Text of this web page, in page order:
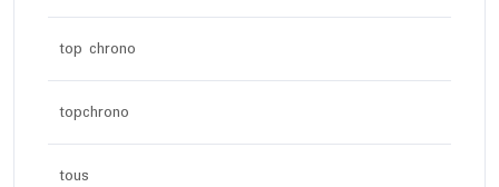
top chrono
topchrono
tous